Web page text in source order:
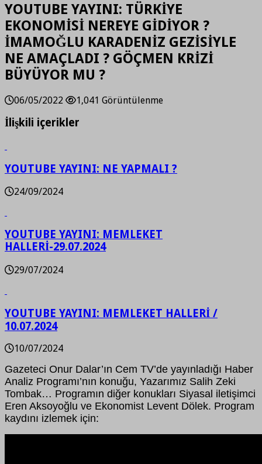
YOUTUBE YAYINI: TÜRKİYE
EKONOMİSİ NEREYE GİDİYOR ?
İMAMOĞLU KARADENİZ GEZİSİYLE
NE AMAÇLADI ? GÖÇMEN KRİZİ
BÜYÜYOR MU ?
06/05/2022 1,041 Görüntülenme
İlişkili içerikler
YOUTUBE YAYINI: NE YAPMALI ?
24/09/2024
YOUTUBE YAYINI: MEMLEKET
HALLERİ-29.07.2024
29/07/2024
YOUTUBE YAYINI: MEMLEKET HALLERİ /
10.07.2024
10/07/2024
Gazeteci Onur Dalar’ın Cem TV’de yayınladığı Haber
Analiz Programı’nın konuğu, Yazarımız Salih Zeki
Tombak… Programın diğer konukları Siyasal iletişimci
Eren Aksoyoğlu ve Ekonomist Levent Dölek. Program
kaydını izlemek için: